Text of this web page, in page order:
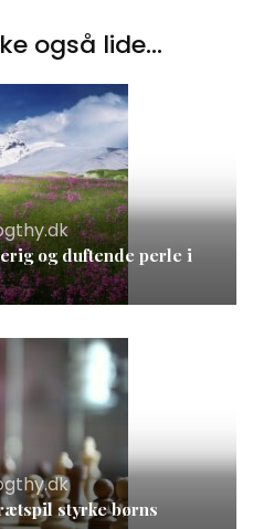
også lide...
og duftende perle i
styrke børns